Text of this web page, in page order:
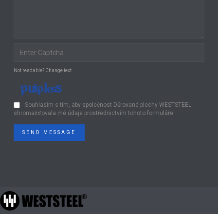
Not readable? Change text.
Souhlasím s tím, aby společnost Děrované plechy WESTSTEEL
shromažďovala mé údaje prostřednictvím tohoto formuláře.
SEND MESSAGE